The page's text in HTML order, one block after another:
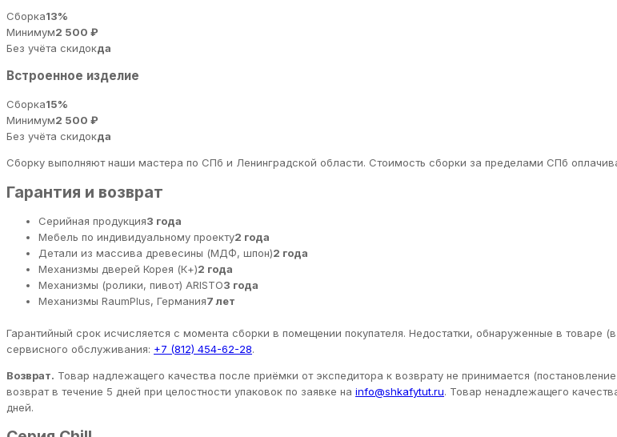
Сборка13%
Минимум2 500 ₽
Без учёта скидокда
Встроенное изделие
Сборка15%
Минимум2 500 ₽
Без учёта скидокда
Сборку выполняют наши мастера по СПб и Ленинградской области. Стоимость сборки за пределами СПб
Гарантия и возврат
Серийная продукция3 года
Мебель по индивидуальному проекту2 года
Детали из массива древесины (МДФ, шпон)2 года
Механизмы дверей Корея (К+)2 года
Механизмы (ролики, пивот) ARISTO3 года
Механизмы RaumPlus, Германия7 лет
Гарантийный срок исчисляется с момента сборки в помещении покупателя. Недостатки, обнаруженные в товаре
сервисного обслуживания: +7 (812) 454-62-28.
Возврат. Товар надлежащего качества после приёмки от экспедитора к возврату не принимается
возврат в течение 5 дней при целостности упаковок по заявке на info@shkafytut.ru. Товар ненадлежащего
дней.